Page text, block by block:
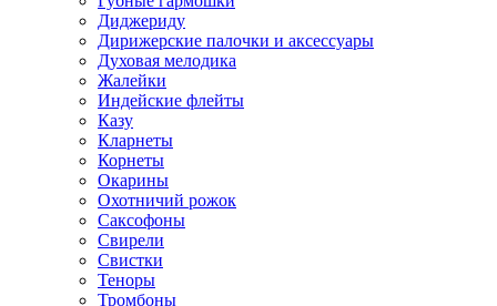
Диджериду
Дирижерские палочки и аксессуары
Духовая мелодика
Жалейки
Индейские флейты
Казу
Кларнеты
Корнеты
Окарины
Охотничий рожок
Саксофоны
Свирели
Свистки
Теноры
Тромбоны